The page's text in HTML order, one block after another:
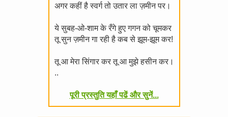
अगर कहीं है स्वर्ग तो उतार ला ज़मीन पर।
ये सुबह-ओ-शाम के रँगे हुए गगन को चूमकर
तू सुन ज़मीन गा रही है कब से झूम-झूम कर!
तू आ मेरा सिंगार कर तू आ मुझे हसीन कर।
..
पूरी प्रस्तुति यहाँ पढें और सुनें...